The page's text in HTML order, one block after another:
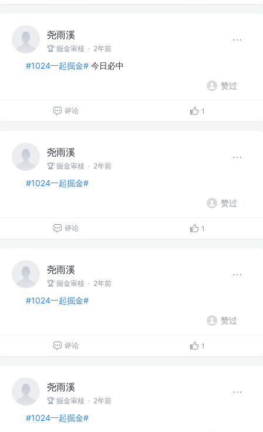
尧雨溪
🏆 掘金审核 · 2年前
#1024一起掘金# 今日必中
赞过
评论 1
尧雨溪
🏆 掘金审核 · 2年前
#1024一起掘金#
赞过
评论 1
尧雨溪
🏆 掘金审核 · 2年前
#1024一起掘金#
赞过
评论 1
尧雨溪
🏆 掘金审核 · 2年前
#1024一起掘金#